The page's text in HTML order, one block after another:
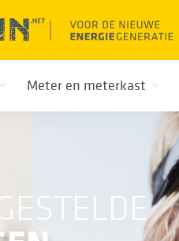
Meter en meterkast